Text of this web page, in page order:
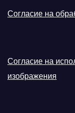
Согласие на
Согласие на
изображения